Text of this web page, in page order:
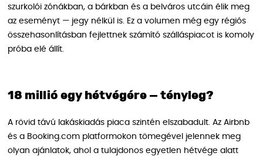
szurkolói zónákban, a bárkban és a belváros utcáin élik meg
az eseményt — jegy nélkül is. Ez a volumen még egy régiós
összehasonlításban fejlettnek számító szálláspiacot is komoly
próba elé állít.
18 millió egy hétvégére — tényleg?
A rövid távú lakáskiadás piaca szintén elszabadult. Az Airbnb
és a Booking.com platformokon tömegével jelennek meg
olyan ajánlatok, ahol a tulajdonos egyetlen hétvége alatt